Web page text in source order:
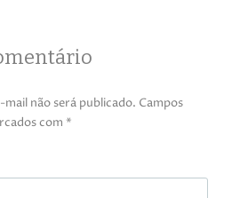
mail não será publicado. Campos
com *